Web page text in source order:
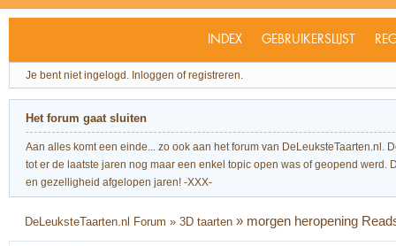
INDEX GEBRUIKERSLIJST
Je bent niet ingelogd. Inloggen of registreren.
Het forum gaat sluiten
Aan alles komt een einde... zo ook aan het forum van
tot er de laatste jaren nog maar een enkel topic open was of geopend
en gezelligheid afgelopen jaren! -XXX-
DeLeuksteTaarten.nl Forum »3D taarten » morgen heropening